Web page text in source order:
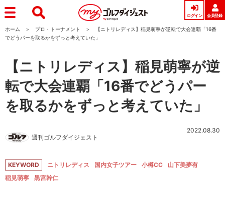
ログイン 会員登録
ホーム プロ・トーナメント
【ニトリレディス】稲見萌寧が逆転で大会連覇「16番
でどうパーを取るかをずっと考えていた」
【ニトリレディス】稲見萌寧が逆
転で大会連覇「16番でどうパー
を取るかをずっと考えていた」
週刊ゴルフダイジェスト
2022.08.30
KEYWORD ニトリレディス 国内女子ツアー 小樽CC
山下美夢有
稲見萌寧
黒宮幹仁